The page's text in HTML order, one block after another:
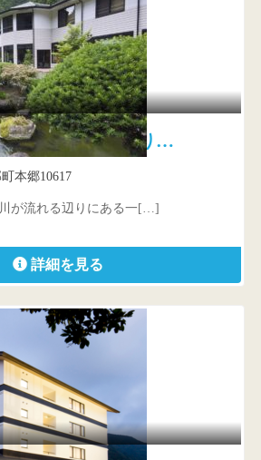
中、川のほとり…
本郷10617
が流れる辺りにある一[…]
詳細を見る